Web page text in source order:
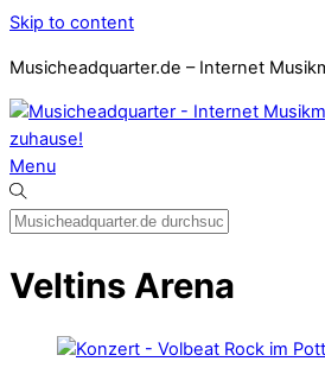
Skip to content
Musicheadquarter.de – Internet
Menu
Veltins Arena